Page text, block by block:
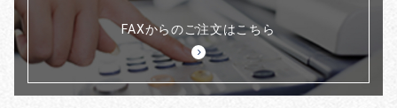
FAXからのご注文はこちら